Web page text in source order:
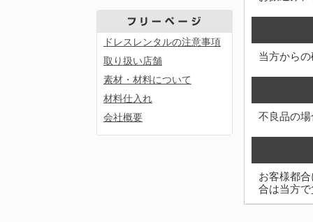
ドレスレンタルの注意事項
取り扱い店舗
素材・材料について
材料仕入れ
会社概要
当方から
不良品の
お客様都
合は当方